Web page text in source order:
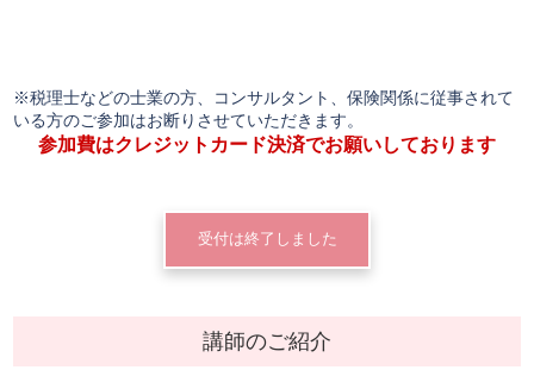
※税理士などの士業の方、コンサルタント、保険関係に従事されて
いる方のご参加はお断りさせていただきます。
参加費はクレジットカード決済でお願いしております
受付は終了しました
講師のご紹介